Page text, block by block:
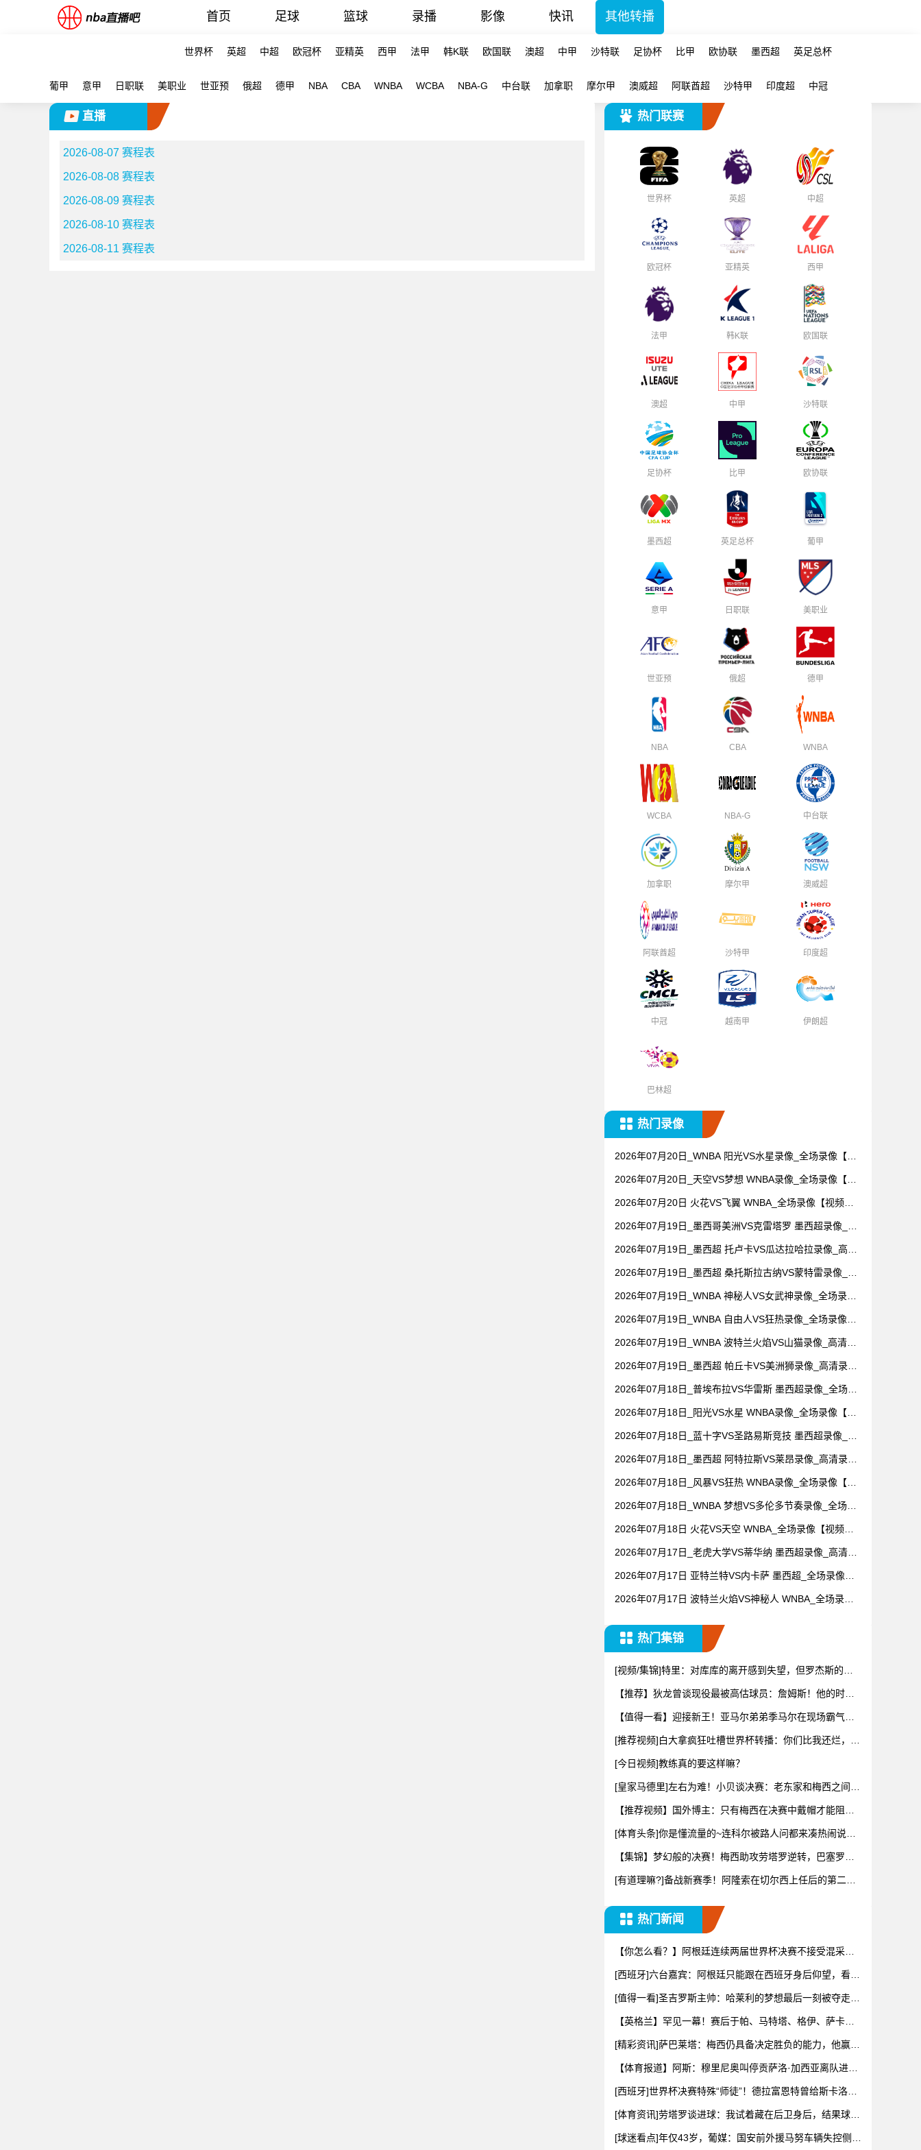
首页 足球 篮球 录播 影像 快讯 其他转播
世界杯 英超 中超 欧冠杯 亚精英 西甲 法甲 韩K联 欧国联 澳超 中甲 沙特联 足协杯 比甲 欧协联 墨西超 英足总杯
葡甲 意甲 日职联 美职业 世亚预 俄超 德甲 NBA CBA WNBA WCBA NBA-G 中台联 加拿职 摩尔甲 澳威超 阿联酋超 沙特甲 印度超 中冠
直播
2026-08-07 赛程表
2026-08-08 赛程表
2026-08-09 赛程表
2026-08-10 赛程表
2026-08-11 赛程表
热门联赛
世界杯 英超 中超
欧冠杯 亚精英 西甲
法甲 韩K联 欧国联
澳超 中甲 沙特联
足协杯 比甲 欧协联
墨西超 英足总杯 葡甲
意甲 日职联 美职业
世亚预 俄超 德甲
NBA CBA WNBA
WCBA NBA-G 中台联
加拿职 摩尔甲 澳威超
阿联酋超 沙特甲 印度超
中冠 越南甲 伊朗超
巴林超
热门录像
2026年07月20日_WNBA 阳光VS水星录像_全场录像【全
2026年07月20日_天空VS梦想 WNBA录像_全场录像【高
2026年07月20日 火花VS飞翼 WNBA_全场录像【视频集
2026年07月19日_墨西哥美洲VS克雷塔罗 墨西超录像_全
2026年07月19日_墨西超 托卢卡VS瓜达拉哈拉录像_高清
2026年07月19日_墨西超 桑托斯拉古纳VS蒙特雷录像_全
2026年07月19日_WNBA 神秘人VS女武神录像_全场录像
2026年07月19日_WNBA 自由人VS狂热录像_全场录像
2026年07月19日_WNBA 波特兰火焰VS山猫录像_高清录
2026年07月19日_墨西超 帕丘卡VS美洲狮录像_高清录像
2026年07月18日_普埃布拉VS华雷斯 墨西超录像_全场录
2026年07月18日_阳光VS水星 WNBA录像_全场录像【全
2026年07月18日_蓝十字VS圣路易斯竞技 墨西超录像_全
2026年07月18日_墨西超 阿特拉斯VS莱昂录像_高清录像
2026年07月18日_风暴VS狂热 WNBA录像_全场录像【高
2026年07月18日_WNBA 梦想VS多伦多节奏录像_全场录
2026年07月18日 火花VS天空 WNBA_全场录像【视频集
2026年07月17日_老虎大学VS蒂华纳 墨西超录像_高清录
2026年07月17日 亚特兰特VS内卡萨 墨西超_全场录像
2026年07月17日 波特兰火焰VS神秘人 WNBA_全场录像
热门集锦
[视频/集锦]特里：对库库的离开感到失望，但罗杰斯的到
【推荐】狄龙曾谈现役最被高估球员：詹姆斯！他的时代
【值得一看】迎接新王！亚马尔弟弟季马尔在现场霸气地
[推荐视频]白大拿疯狂吐槽世界杯转播：你们比我还烂，我
[今日视频]教练真的要这样嘛？
[皇家马德里]左右为难！小贝谈决赛：老东家和梅西之间难
【推荐视频】国外博主：只有梅西在决赛中戴帽才能阻止
[体育头条]你是懂流量的~连科尔被路人问都来凑热闹说勇
【集锦】梦幻般的决赛！梅西助攻劳塔罗逆转，巴塞罗那
[有道理嘛?]备战新赛季！阿隆索在切尔西上任后的第二堂
热门新闻
【你怎么看？】阿根廷连续两届世界杯决赛不接受混采！
[西班牙]六台嘉宾：阿根廷只能跟在西班牙身后仰望，看着
[值得一看]圣吉罗斯主帅：哈莱利的梦想最后一刻被夺走，
【英格兰】罕见一幕！赛后于帕、马特塔、格伊、萨卡等
[精彩资讯]萨巴莱塔：梅西仍具备决定胜负的能力，他赢得
【体育报道】阿斯：穆里尼奥叫停贡萨洛·加西亚离队进
[西班牙]世界杯决赛特殊“师徒”！德拉富恩特曾给斯卡洛尼
[体育资讯]劳塔罗谈进球：我试着藏在后卫身后，结果球刚
[球迷看点]年仅43岁，葡媒：国安前外援马努车辆失控侧